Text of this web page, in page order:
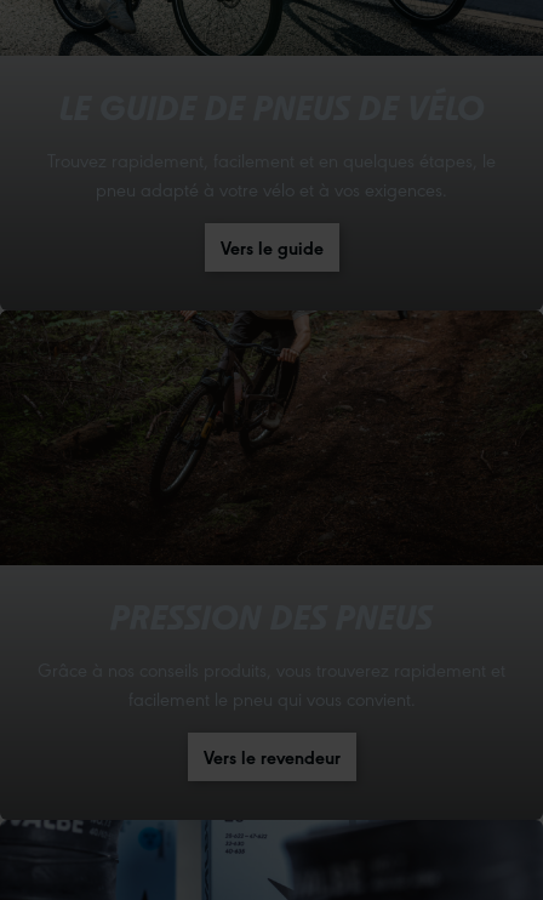
Vers le guide
Vers le revendeur